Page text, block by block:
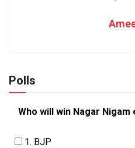
Polls
Who will win Nagar
1. BJP